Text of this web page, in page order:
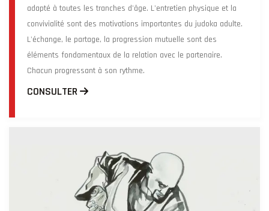
adapté à toutes les tranches d'âge. L'entretien physique et la
convivialité sont des motivations importantes du judoka adulte.
L'échange, le partage, la progression mutuelle sont des
éléments fondamentaux de la relation avec le partenaire.
Chacun progressant à son rythme.
CONSULTER